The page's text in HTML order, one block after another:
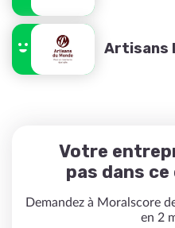
Artisans
Votre
pas dans
Demandez à Moralscore
en 2